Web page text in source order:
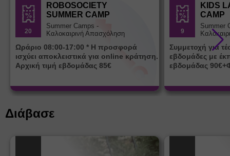
20
ROBOSOCIETY
SUMMER CAMP
Summer Camps -
Καλοκαιρινή Απασχόληση
Ωράριο 08:00-17:00 * Η προσφορά
ισχύει αποκλειστικά για online κράτηση.
Αρχική τιμή εβδομάδας 85€
9
KIDS
CAMP
Summer
Συμμετοχή για
εβδομάδες με
εβδομάδας
Διάβασε